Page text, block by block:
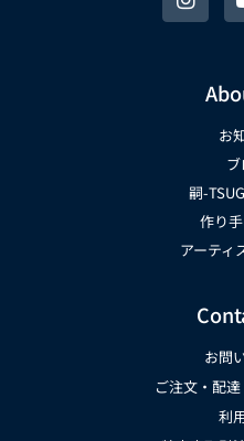
お
嗣-
作り
アーティ
お問
ご注文・配
利